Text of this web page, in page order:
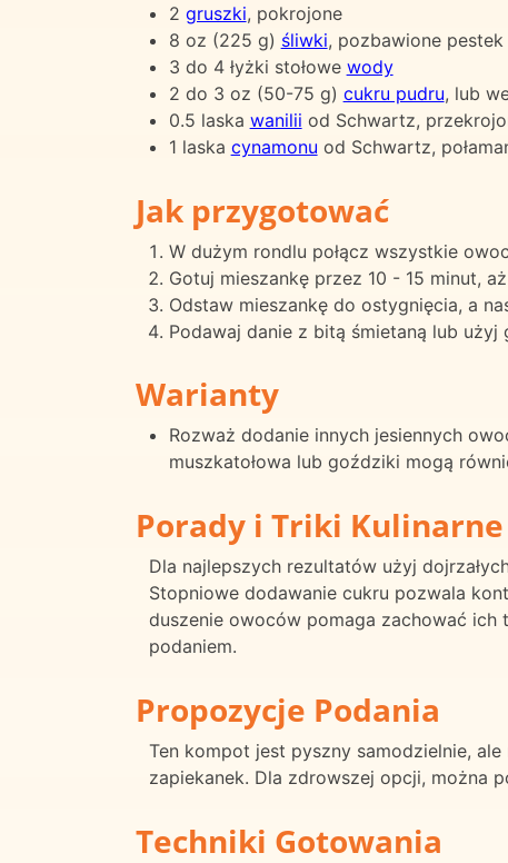
2 gruszki, pokrojone
8 oz (225 g) śliwki, pozbawione
3 do 4 łyżki stołowe wody
2 do 3 oz (50-75 g) cukru pudru, lub
0.5 laska wanilii od Schwartz,
1 laska cynamonu od Schwartz,
Jak przygotować
W dużym rondlu połącz wszystkie
Gotuj mieszankę przez 10 - 15 minut,
Odstaw mieszankę do ostygnięcia, a
Podawaj danie z bitą śmietaną lub
Warianty
Rozważ dodanie innych jesiennych
muszkatołowa lub goździki mogą
Porady i Triki Kulinarne
Dla najlepszych rezultatów użyj
Stopniowe dodawanie cukru pozwala
duszenie owoców pomaga zachować ich
podaniem.
Propozycje Podania
Ten kompot jest pyszny samodzielnie,
zapiekanek. Dla zdrowszej opcji, można
Techniki Gotowania